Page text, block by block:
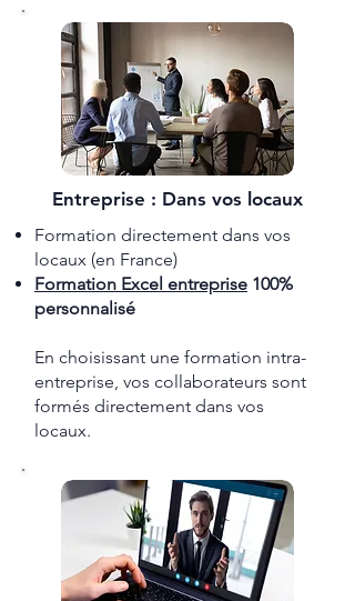
Entreprise : Dans vos locaux
Formation directement dans vos
locaux (en France)
Formation ​Excel entreprise 100%
personnalisé
En choisissant une formation intra-
entreprise, vos collaborateurs sont
formés directement dans vos
locaux.